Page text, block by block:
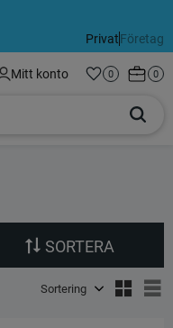
PrivatFöretag
Mitt konto Favoriter
Antal
0 0
SORTERA